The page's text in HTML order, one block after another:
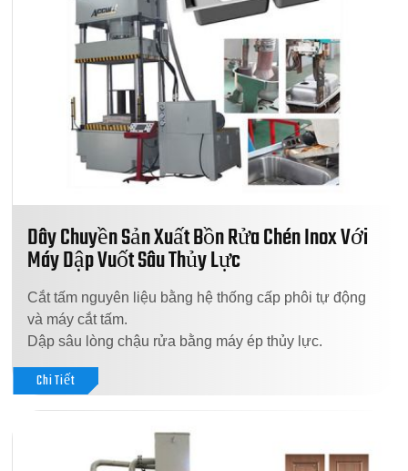
Dây Chuyền Sản Xuất Bồn Rửa Chén Inox Với
Máy Dập Vuốt Sâu Thủy Lực
Cắt tấm nguyên liệu bằng hệ thống cấp phôi tự động
và máy cắt tấm.
Dập sâu lòng chậu rửa bằng máy ép thủy lực.
Chi Tiết